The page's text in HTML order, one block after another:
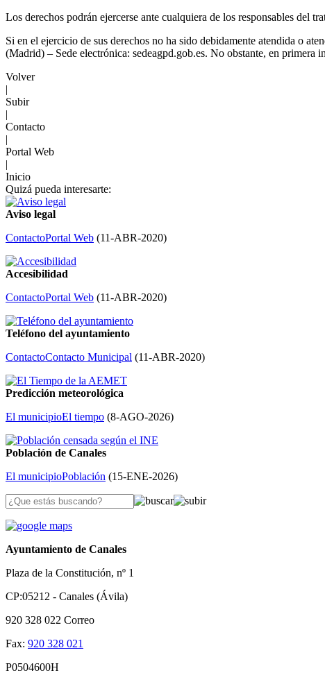
Los derechos podrán ejercerse ante cualquiera de los responsables del
Si en el ejercicio de sus derechos no ha sido debidamente atendida o
(Madrid) – Sede electrónica: sedeagpd.gob.es. No obstante, en
Volver
|
Subir
|
Contacto
|
Portal Web
|
Inicio
Quizá pueda interesarte:
Aviso legal
ContactoPortal Web (11-ABR-2020)
Accesibilidad
ContactoPortal Web (11-ABR-2020)
Teléfono del ayuntamiento
ContactoContacto Municipal (11-ABR-2020)
Predicción meteorológica
El municipioEl tiempo (8-AGO-2026)
Población de Canales
El municipioPoblación (15-ENE-2026)
Ayuntamiento de Canales
Plaza de la Constitución, nº 1
CP:05212 - Canales (Ávila)
920 328 022 Correo
Fax: 920 328 021
P0504600H